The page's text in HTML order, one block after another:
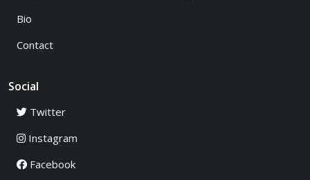
Bio
Contact
Social
Twitter
Instagram
Facebook